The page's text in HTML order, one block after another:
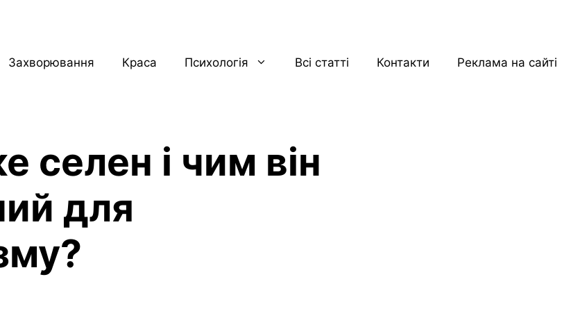
Захворювання Краса Психологія Всі статті Контакти Реклама на сайті
селен і чим він
для